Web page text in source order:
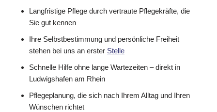
Langfristige Pflege durch vertraute Pflegekräfte, die
Sie gut kennen
Ihre Selbstbestimmung und persönliche Freiheit
stehen bei uns an erster Stelle
Schnelle Hilfe ohne lange Wartezeiten – direkt in
Ludwigshafen am Rhein
Pflegeplanung, die sich nach Ihrem Alltag und Ihren
Wünschen richtet